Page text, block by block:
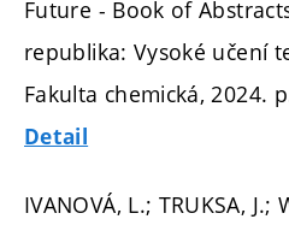
Future - Book of
republika: Vysoké učení
Fakulta chemická, 2024.
Detail
IVANOVÁ, L.; TRUKSA, J.;